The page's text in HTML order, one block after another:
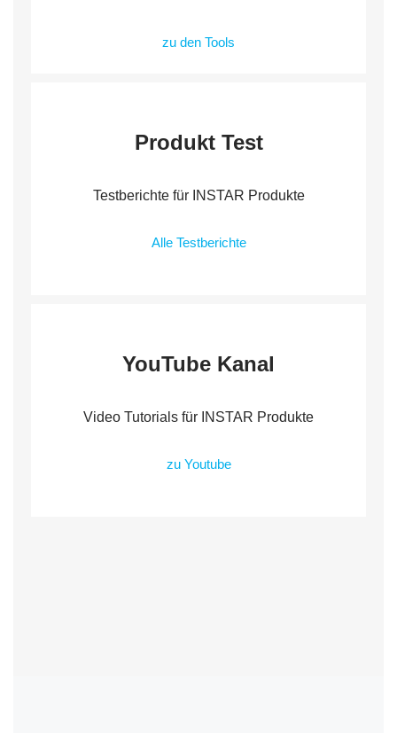
zu den Tools
Produkt Test
Testberichte für INSTAR Produkte
Alle Testberichte
YouTube Kanal
Video Tutorials für INSTAR Produkte
zu Youtube